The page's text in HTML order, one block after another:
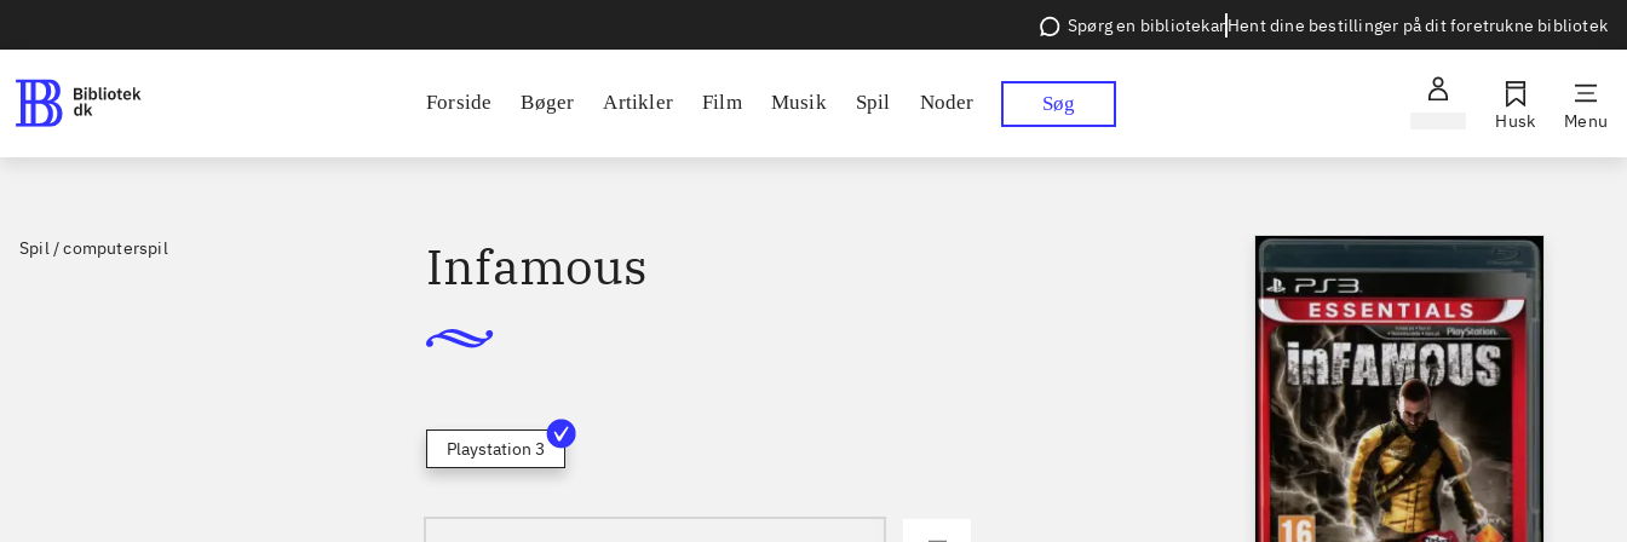
Spørg en bibliotekarHent dine bestillinger på dit foretrukne bibliotek
Forside Bøger Artikler Film Musik Spil Noder Søg
Husk Menu
Spil / computerspil Infamous
Playstation 3